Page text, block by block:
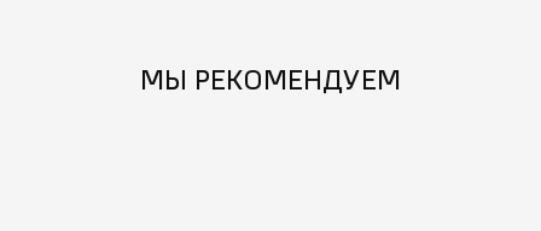
МЫ РЕКОМЕНДУЕМ